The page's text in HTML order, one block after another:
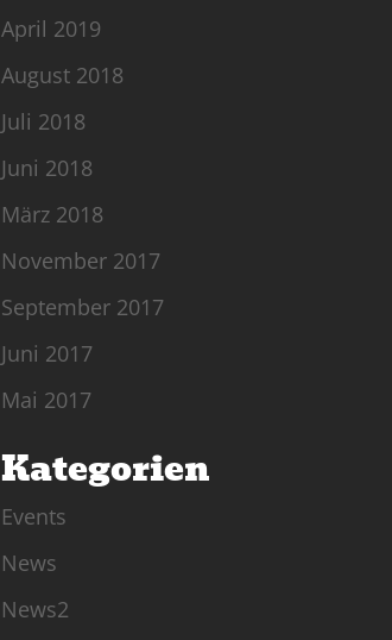
April 2019
August 2018
Juli 2018
Juni 2018
März 2018
November 2017
September 2017
Juni 2017
Mai 2017
Kategorien
Events
News
News2